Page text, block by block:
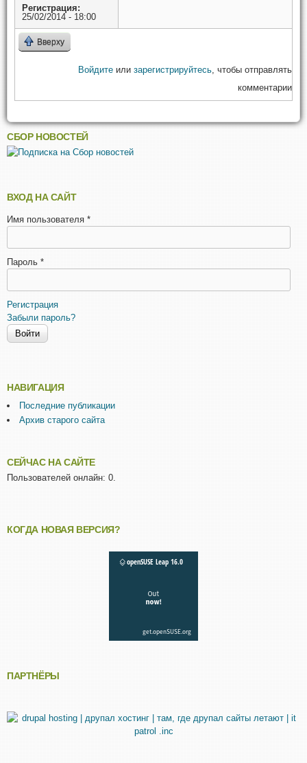
Регистрация:
25/02/2014 - 18:00
Вверху
Войдите или зарегистрируйтесь , чтобы отправлять
комментарии
СБОР НОВОСТЕЙ
ВХОД НА САЙТ
Имя пользователя *
Пароль *
Регистрация
Забыли пароль?
НАВИГАЦИЯ
Последние публикации
Архив старого сайта
СЕЙЧАС НА САЙТЕ
Пользователей онлайн: 0.
КОГДА НОВАЯ ВЕРСИЯ?
ПАРТНЁРЫ